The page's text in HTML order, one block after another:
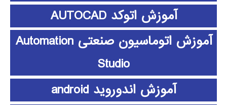
آموزش اتوکد AUTOCAD
آموزش اتوماسیون صنعتی Automation
Studio
آموزش اندوروید android